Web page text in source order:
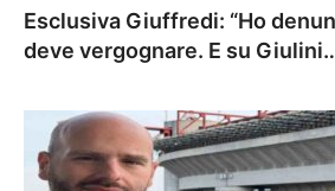
Esclusiva Giuffredi: “Ho
deve vergognare. E su